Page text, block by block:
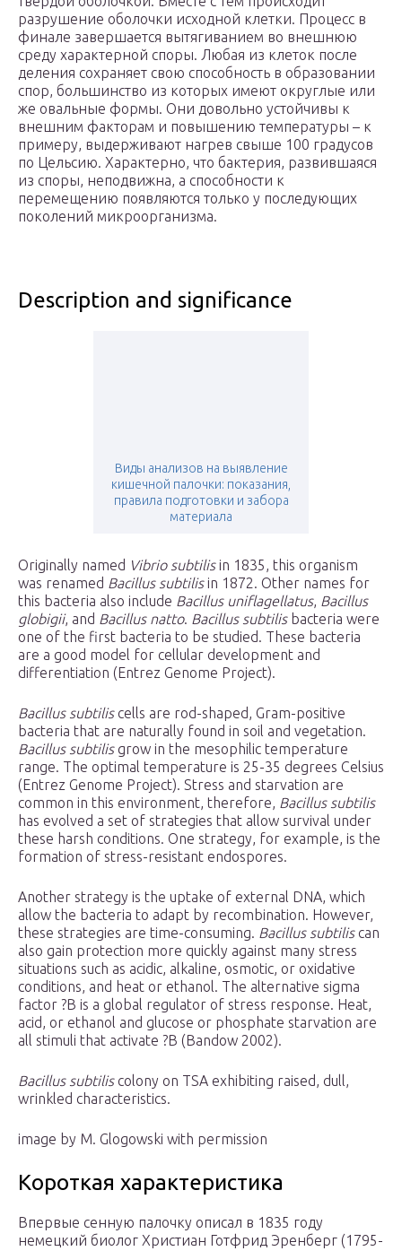
разрушение оболочки исходной клетки. Процесс в
финале завершается вытягиванием во внешнюю
среду характерной споры. Любая из клеток после
деления сохраняет свою способность в образовании
спор, большинство из которых имеют округлые или
же овальные формы. Они довольно устойчивы к
внешним факторам и повышению температуры – к
примеру, выдерживают нагрев свыше 100 градусов
по Цельсию. Характерно, что бактерия, развившаяся
из споры, неподвижна, а способности к
перемещению появляются только у последующих
поколений микроорганизма.
Description and significance
Виды анализов на выявление
кишечной палочки: показания,
правила подготовки и забора
материала
Originally named Vibrio subtilisin 1835, this organism
was renamed Bacillus subtilisin 1872. Other names for
this bacteria also include Bacillus uniflagellatus, Bacillus
globigii, and Bacillus natto. Bacillus subtilisbacteria were
one of the first bacteria to be studied. These bacteria
are a good model for cellular development and
differentiation (Entrez Genome Project).
Bacillus subtiliscells are rod-shaped, Gram-positive
bacteria that are naturally found in soil and vegetation.
Bacillus subtilisgrow in the mesophilic temperature
range. The optimal temperature is 25-35 degrees Celsius
(Entrez Genome Project). Stress and starvation are
common in this environment, therefore, Bacillus subtilis
has evolved a set of strategies that allow survival under
these harsh conditions. One strategy, for example, is the
formation of stress-resistant endospores.
Another strategy is the uptake of external DNA, which
allow the bacteria to adapt by recombination. However,
these strategies are time-consuming. Bacillus subtiliscan
also gain protection more quickly against many stress
situations such as acidic, alkaline, osmotic, or oxidative
conditions, and heat or ethanol. The alternative sigma
factor ?B is a global regulator of stress response. Heat,
acid, or ethanol and glucose or phosphate starvation are
all stimuli that activate ?B (Bandow 2002).
Bacillus subtiliscolony on TSA exhibiting raised, dull,
wrinkled characteristics.
image by M. Glogowski with permission
Короткая характеристика
Впервые сенную палочку описал в 1835 году
немецкий биолог Христиан Готфрид Эренберг (1795-